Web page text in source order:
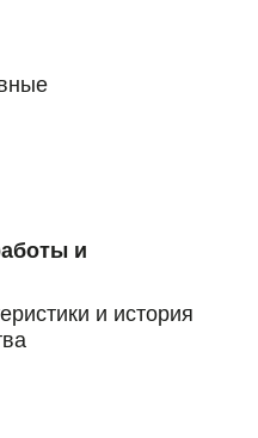
рабочему
ему нужен и
для этого —
В статье
пользования
и
и история